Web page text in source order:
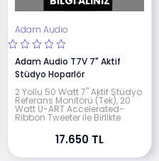
Adam Audio
Adam Audio T7V 7" Aktif
Stüdyo Hoparlör
2 Yollu 50 Watt 7" Aktif Stüdyo
Referans Monitörü (Tek), 20
Watt U-ART Accelerated-
Ribbon Tweeter ile Birlikte
17.650 TL